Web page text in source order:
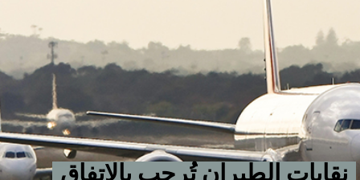
نقابات الطيران تُرحب بالاتفاق